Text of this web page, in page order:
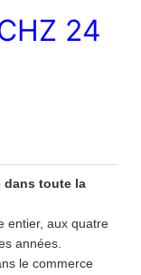
dans toute la
entier, aux quatre
années.
le commerce